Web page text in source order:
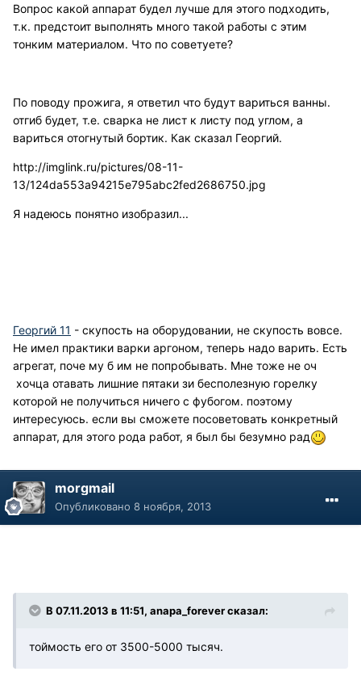
Вопрос какой аппарат будел лучше для этого подходить,
т.к. предстоит выполнять много такой работы с этим
тонким материалом. Что по советуете?
По поводу прожига, я ответил что будут вариться ванны.
отгиб будет, т.е. сварка не лист к листу под углом, а
вариться отогнутый бортик. Как сказал Георгий.
http://imglink.ru/pictures/08-11-
13/124da553a94215e795abc2fed2686750.jpg
Я надеюсь понятно изобразил...
Георгий 11 - скупость на оборудовании, не скупость вовсе.
Не имел практики варки аргоном, теперь надо варить. Есть
агрегат, поче му б им не попробывать. Мне тоже не оч
хочца отавать лишние пятаки зи бесполезную горелку
которой не получиться ничего с фубогом. поэтому
интересуюсь. если вы сможете посоветовать конкретный
аппарат, для этого рода работ, я был бы безумно рад
morgmail
Опубликовано 8 ноября, 2013
В 07.11.2013 в 11:51, anapa_forever сказал:
тоймость его от 3500-5000 тысяч.